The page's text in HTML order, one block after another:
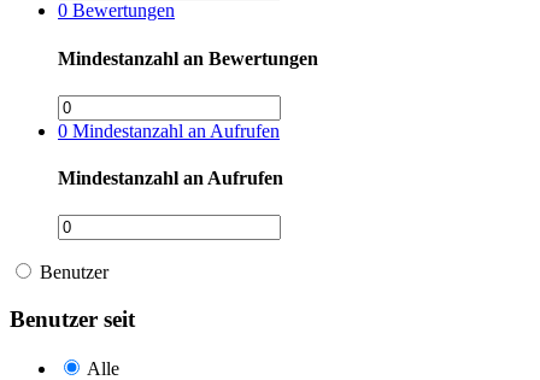
0 Bewertungen
Mindestanzahl an Bewertungen
0 Mindestanzahl an Aufrufen
Mindestanzahl an Aufrufen
Benutzer
Benutzer seit
Alle